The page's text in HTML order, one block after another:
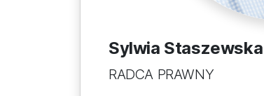
Sylwia
RADCA PRAWNY